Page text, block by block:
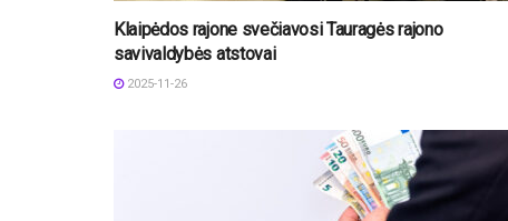
Klaipėdos rajone svečiavosi Tauragės rajono
savivaldybės atstovai
2025-11-26